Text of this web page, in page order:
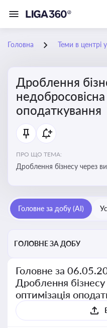
Головна Теми в центрі
Дроблення
оподаткування
ПРО ЩО ТЕМА:
Дроблення бізнесу через
Головне за добу (AI)
ГОЛОВНЕ ЗА ДОБУ
Головне за
Дроблення
оптимізація